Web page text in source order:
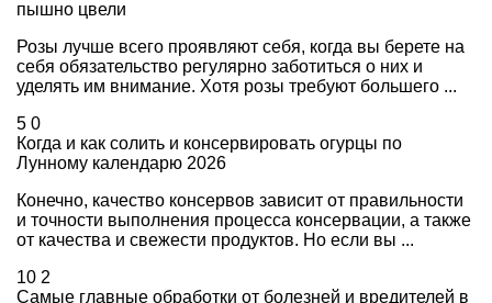
пышно цвели
Розы лучше всего проявляют себя, когда вы берете на
себя обязательство регулярно заботиться о них и
уделять им внимание. Хотя розы требуют большего ...
5 0
Когда и как солить и консервировать огурцы по
Лунному календарю 2026
Конечно, качество консервов зависит от правильности
и точности выполнения процесса консервации, а также
от качества и свежести продуктов. Но если вы ...
10 2
Самые главные обработки от болезней и вредителей в